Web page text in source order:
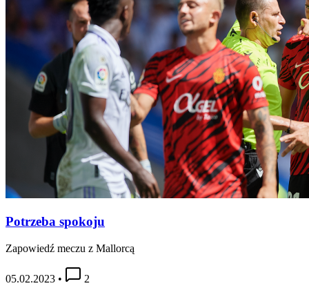
Potrzeba spokoju
Zapowiedź meczu z Mallorcą
05.02.2023 • 2